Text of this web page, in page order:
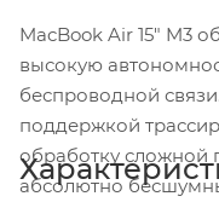
MacBook Air 15" M3
высокую
беспроводной
поддержкой
обработку сложной
абсолютно